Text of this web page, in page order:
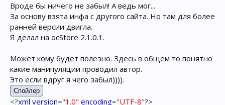
Вроде бы ничего не забыл! А ведь мог...
За основу взята инфа с другого сайта. Но там для более
ранней версии двигла.
Я делал на ocStore 2.1.0.1.
Может кому будет полезно. Здесь в общем то понятно
какие манипуляции проводил автор.
Это если вдруг я чего забыл)))).
Спойлер
<?xml version="1.0" encoding="UTF-8"?>